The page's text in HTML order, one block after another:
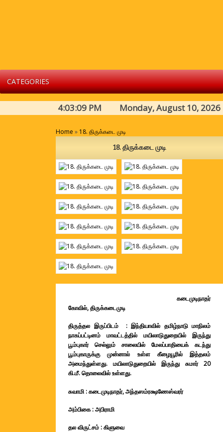
CATEGORIES
4:03:09 PM Monday, August 10, 2026
Home » 18. திருக்கடை முடி
18. திருக்கடை முடி
கடைமுடிநாதர்
கோவில், திருக்கடைமுடி
திருத்தல இருப்பிடம் : இந்தியாவில் தமிழ்நாடு மாநிலம்
நாகப்பட்டினம் மாவட்டத்தில் மயிலாடுதுறையில் இருந்து
பூம்புகார் செல்லும் சாலையில் மேலப்பாதியைக் கடந்து
பூம்புகாருக்கு முன்னால் உள்ள கீழையூரில் இத்தலம்
அமைந்துள்ளது. மயிலாடுதுறையில் இருந்து சுமார் 20
கி.மீ.தொலைவில் உள்ளது.
சுவாமி : கடைமுடிநாதர், அந்தஸம்ரக்ஷணேஸ்வரர்
அம்பிகை : அபிராமி
தல விருட்சம் : கிளுவை